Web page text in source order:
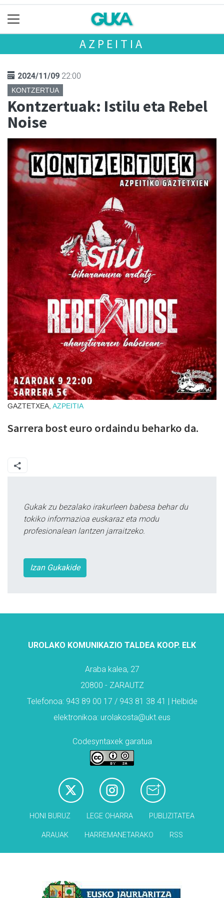
AZPEITIA
2024/11/09 22:00
KONTZERTUA
Kontzertuak: Istilu eta Rebel
Noise
GAZTETXEA, AZPEITIA
Sarrera bost euro ordaindu beharko da.
Gukak zu bezalako irakurleen babesa behar du
tokiko informazioa euskaraz eta modu
profesionalean lantzen jarraitzeko.
Izan Gukakide
UROLAKO KOMUNIKAZIO TALDEA KOOP. ELK
Araba kalea, 27
20800 - ZARAUTZ
Telefonoa: 943 89 00 17 / 943 81 38 41 | Helbide
elektronikoa: urolakosta@ukt.eus
Codesyntaxek garatua
HONI BURUZ LEGE OHARRA PUBLIZITATEA
ARAUAK HARREMANETARAKO RSS